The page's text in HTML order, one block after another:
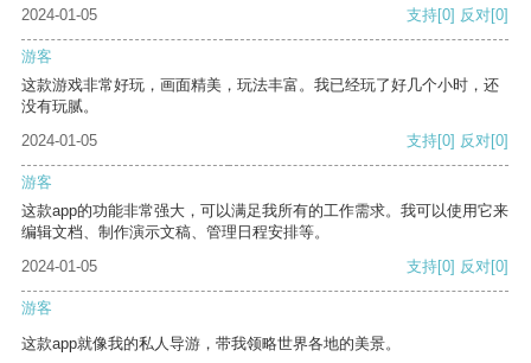
2024-01-05 支持[0] 反对[0]
游客
这款游戏非常好玩，画面精美，玩法丰富。我已经玩了好几个小时，还
没有玩腻。
2024-01-05
支持[0] 反对[0]
游客
这款app的功能非常强大，可以满足我所有的工作需求。我可以使用它来
编辑文档、制作演示文稿、管理日程安排等。
2024-01-05
支持[0] 反对[0]
游客
这款app就像我的私人导游，带我领略世界各地的美景。